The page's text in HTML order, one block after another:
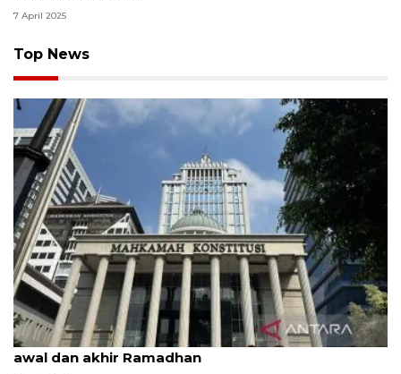
7 April 2025
Top News
MK uji materi UU Peradilan Agama perihal isbat
awal dan akhir Ramadhan